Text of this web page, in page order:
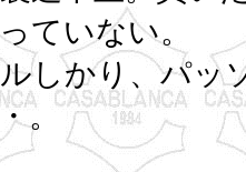
ていない。
しかり、パッ
。